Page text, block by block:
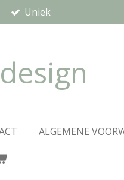
Uniek
ALGEMENE